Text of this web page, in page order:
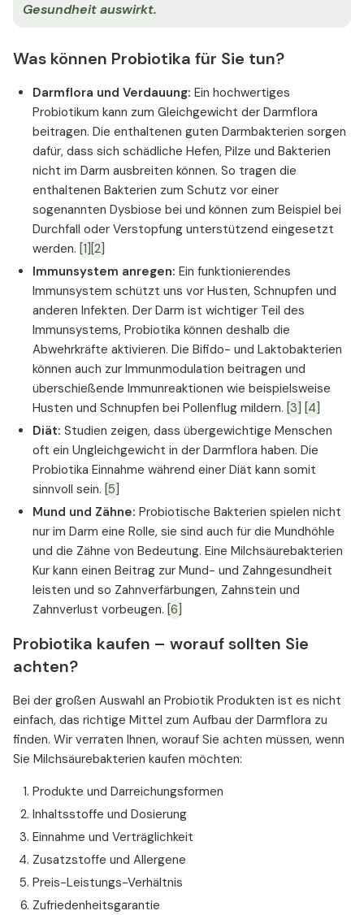
Gesundheit auswirkt.
Was können Probiotika für Sie tun?
Darmflora und Verdauung: Ein hochwertiges
Probiotikum kann zum Gleichgewicht der Darmflora
beitragen. Die enthaltenen guten Darmbakterien sorgen
dafür, dass sich schädliche Hefen, Pilze und Bakterien
nicht im Darm ausbreiten können. So tragen die
enthaltenen Bakterien zum Schutz vor einer
sogenannten Dysbiose bei und können zum Beispiel bei
Durchfall oder Verstopfung unterstützend eingesetzt
werden. [1] [2]
Immunsystem anregen: Ein funktionierendes
Immunsystem schützt uns vor Husten, Schnupfen und
anderen Infekten. Der Darm ist wichtiger Teil des
Immunsystems, Probiotika können deshalb die
Abwehrkräfte aktivieren. Die Bifido- und Laktobakterien
können auch zur Immunmodulation beitragen und
überschießende Immunreaktionen wie beispielsweise
Husten und Schnupfen bei Pollenflug mildern. [3]
[4]
Diät: Studien zeigen, dass übergewichtige Menschen
oft ein Ungleichgewicht in der Darmflora haben. Die
Probiotika Einnahme während einer Diät kann somit
sinnvoll sein. [5]
Mund und Zähne: Probiotische Bakterien spielen nicht
nur im Darm eine Rolle, sie sind auch für die Mundhöhle
und die Zähne von Bedeutung. Eine Milchsäurebakterien
Kur kann einen Beitrag zur Mund- und Zahngesundheit
leisten und so Zahnverfärbungen, Zahnstein und
Zahnverlust vorbeugen. [6]
Probiotika kaufen – worauf sollten Sie
achten?
Bei der großen Auswahl an Probiotik Produkten ist es nicht
einfach, das richtige Mittel zum Aufbau der Darmflora zu
finden. Wir verraten Ihnen, worauf Sie achten müssen, wenn
Sie Milchsäurebakterien kaufen möchten:
Produkte und Darreichungsformen
Inhaltsstoffe und Dosierung
Einnahme und Verträglichkeit
Zusatzstoffe und Allergene
Preis-Leistungs-Verhältnis
Zufriedenheitsgarantie